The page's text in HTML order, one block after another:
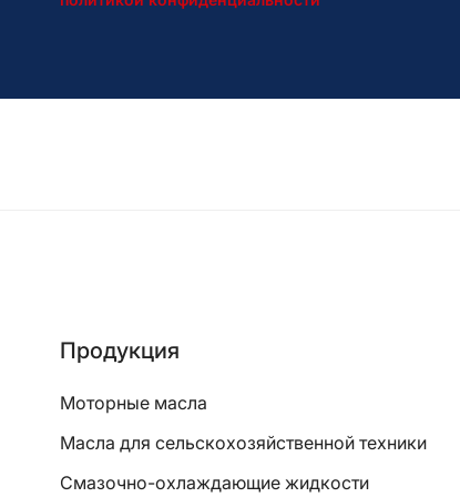
Продукция
Моторные масла
Масла для сельскохозяйственной техники
Смазочно-охлаждающие жидкости